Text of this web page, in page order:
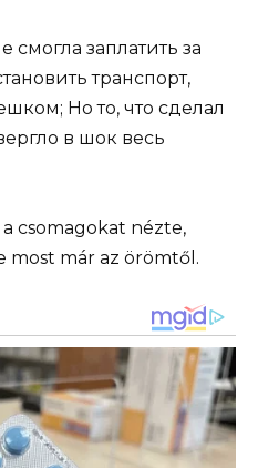
csomagokat nézte,
most már az örömtől.